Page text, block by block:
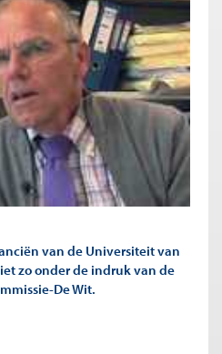
van de Universiteit van
zo onder de indruk van de
De Wit.